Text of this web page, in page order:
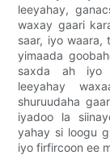
leeyahay,
waxay gaari
saar, iyo waara,
yimaada
saxda ah iyo
leeyahay
shuruudaha
iyadoo la
yahay si loogu
iyo firfircoon ee